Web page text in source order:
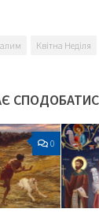
Квітна Неділя
0